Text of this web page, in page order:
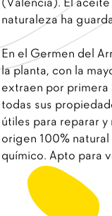
(Valencia). El
naturaleza ha
En el Germen del
la planta, con la
extraen por
todas sus
útiles para reparar
origen 100%
químico. Apto para